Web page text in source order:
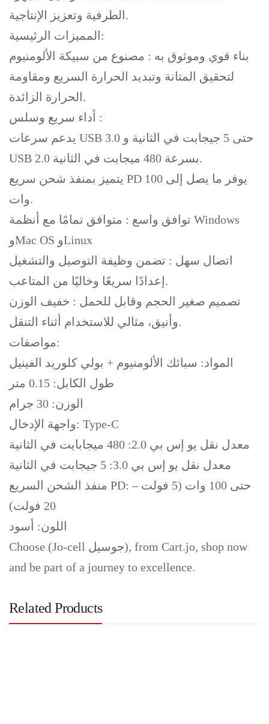
الطرفية وتعزيز الإنتاجية.
المميزات الرئيسية:
بناء قوي وموثوق به : مصنوع من سبيكة الألومنيوم
لتحقيق المتانة وتبديد الحرارة السريع ومقاومة
الحرارة الزائدة.
أداء سريع وسلس :
يدعم سرعات USB 3.0 حتى 5 جيجابت في الثانية و
USB 2.0 بسرعة 480 ميجابت في الثانية.
يتميز بمنفذ شحن سريع PD يوفر ما يصل إلى 100
وات.
توافق واسع : متوافق تمامًا مع أنظمة Windows
وMac OS وLinux
اتصال سهل : تضمن وظيفة التوصيل والتشغيل
إعدادًا سريعًا وخاليًا من المتاعب.
تصميم صغير الحجم وقابل للحمل : خفيف الوزن
وأنيق، مثالي للاستخدام أثناء التنقل.
مواصفات:
المواد: سبائك الألومنيوم + بولي كلوريد الفينيل
طول الكابل: 0.15 متر
الوزن: 30 جرام
واجهة الإدخال: Type-C
معدل نقل يو إس بي 2.0: 480 ميجابايت في الثانية
معدل نقل يو إس بي 3.0: 5 جيجابت في الثانية
منفذ الشحن السريع PD: حتى 100 وات (5 فولت –
20 فولت)
اللون: أسود
Choose (Jo-cell جوسيل), from Cart.jo, shop now
and be part of a journey to excellence.
Related Products